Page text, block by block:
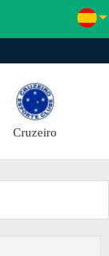
Cruzeiro